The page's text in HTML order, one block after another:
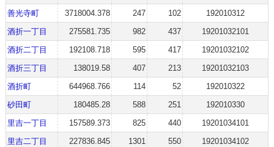
善光寺町
3718004.378 247 102
192010312
酒折一丁目
275581.735 982 437
19201032101
酒折二丁目
192108.718 595 417
19201032102
酒折三丁目
138019.58 407 213
19201032103
酒折町
644968.766 114 52
192010322
砂田町
180485.28 588 251
192010330
里吉一丁目
157589.373 825 440
19201034101
里吉二丁目
227836.845 1301 550
19201034102